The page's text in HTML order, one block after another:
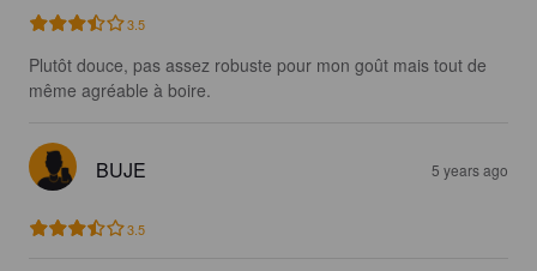
3.5
Plutôt douce, pas assez robuste pour mon goût mais tout de
même agréable à boire.
BUJE 5 years ago
3.5